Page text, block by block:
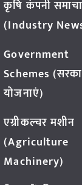
कृषि कंपनी
(Industry
Government
Schemes
योजनाएं)
एग्रीकल्चर मशीन
(Agriculture
Machinery)